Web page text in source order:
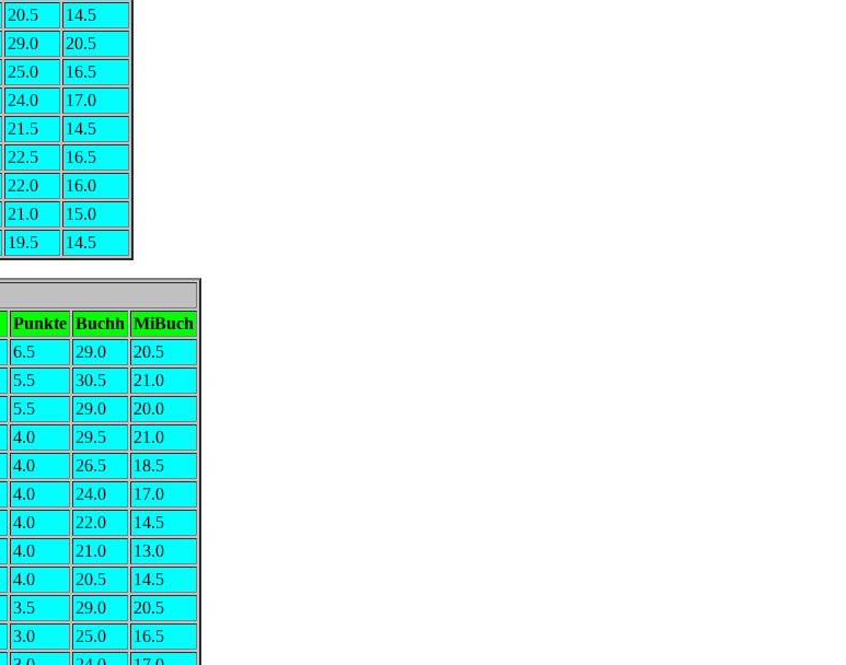
20.5
14.5
29.0
20.5
25.0
16.5
24.0
17.0
21.5
14.5
22.5
16.5
22.0
16.0
21.0
15.0
19.5 14.5
Punkte Buchh MiBuch
6.5 29.0
20.5
5.5 30.5
21.0
5.5 29.0
20.0
4.0 29.5
21.0
4.0 26.5
18.5
4.0 24.0
17.0
4.0 22.0
14.5
4.0 21.0
13.0
4.0 20.5
14.5
3.5 29.0
20.5
3.0 25.0
16.5